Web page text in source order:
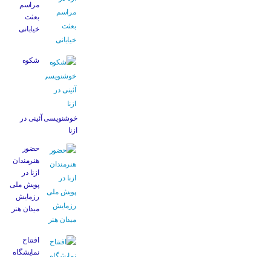
مراسم
بعثت
خیابانی
شکوه
خوشنویسی آئینی در
ازنا
حضور
هنرمندان
ازنا در
پویش ملی
رزمایش
میدان هنر
افتتاح
نمایشگاه